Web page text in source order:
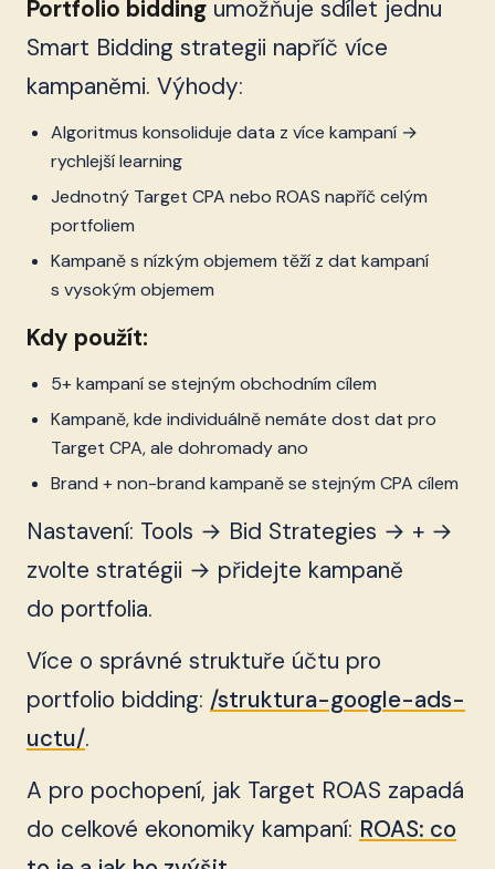
Portfolio bidding umožňuje sdílet jednu
Smart Bidding strategii napříč více
kampaněmi. Výhody:
Algoritmus konsoliduje data z více kampaní →
rychlejší learning
Jednotný Target CPA nebo ROAS napříč celým
portfoliem
Kampaně s nízkým objemem těží z dat kampaní
s vysokým objemem
Kdy použít:
5+ kampaní se stejným obchodním cílem
Kampaně, kde individuálně nemáte dost dat pro
Target CPA, ale dohromady ano
Brand + non-brand kampaně se stejným CPA cílem
Nastavení: Tools → Bid Strategies → + →
zvolte stratégii → přidejte kampaně
do portfolia.
Více o správné struktuře účtu pro
portfolio bidding: /struktura-google-ads-
uctu/.
A pro pochopení, jak Target ROAS zapadá
do celkové ekonomiky kampaní: ROAS: co